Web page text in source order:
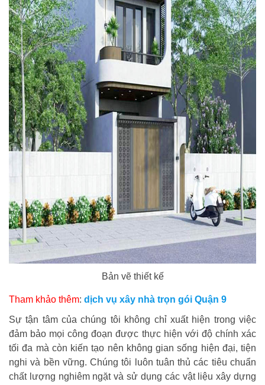
Bản vẽ thiết kế
Tham khảo thêm: dịch vụ xây nhà trọn gói Quận 9
Sự tận tâm của chúng tôi không chỉ xuất hiện trong việc
đảm bảo mọi công đoạn được thực hiện với độ chính xác
tối đa mà còn kiến tạo nên không gian sống hiện đại, tiện
nghi và bền vững. Chúng tôi luôn tuân thủ các tiêu chuẩn
chất lượng nghiêm ngặt và sử dụng các vật liệu xây dựng